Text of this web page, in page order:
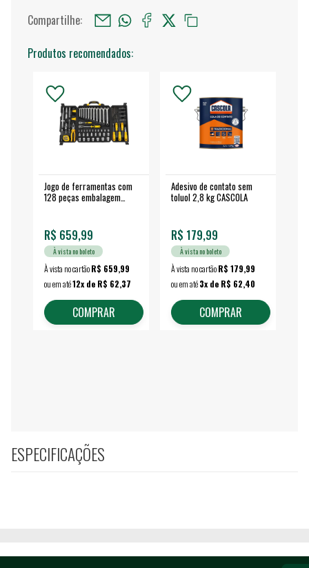
Compartilhe:
Produtos recomendados:
Jogo de ferramentas com
128 peças embalagem
R$ 659,99
À vista no boleto
À vista no cartãoR$ 659,99
ou em até12x de R$ 62,37
COMPRAR
Adesivo de contato sem
toluol 2,8 kg CASCOLA
R$ 179,99
À vista no boleto
À vista no cartãoR$ 179,99
ou em até3x de R$ 62,40
COMPRAR
ESPECIFICAÇÕES